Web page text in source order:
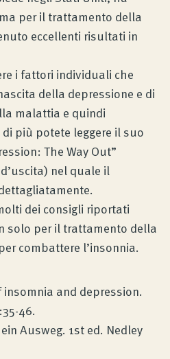
per il trattamento della
eccellenti risultati in
i fattori individuali che
della depressione e di
malattia e quindi
più potete leggere il suo
The Way Out”
nel quale il
dei consigli riportati
solo per il trattamento della
combattere l’insonnia.
and depression.
46.
Ausweg. 1st ed. Nedley